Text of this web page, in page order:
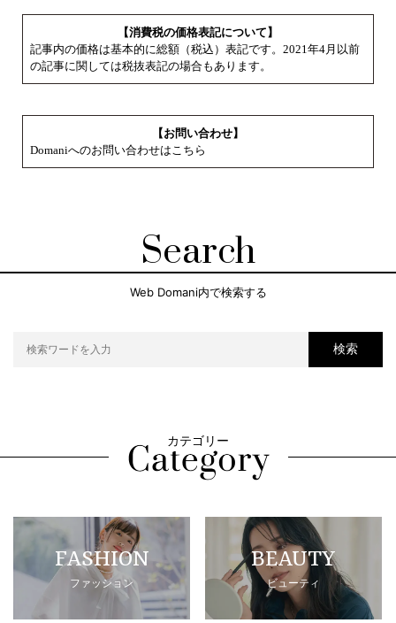
【消費税の価格表記について】
記事内の価格は基本的に総額（税込）表記です。2021年4月以前
の記事に関しては税抜表記の場合もあります。
【お問い合わせ】
Domaniへのお問い合わせはこちら
Search
Web Domani内で検索する
検索
カテゴリー
FASHION
ファッション
BEAUTY
ビューティ